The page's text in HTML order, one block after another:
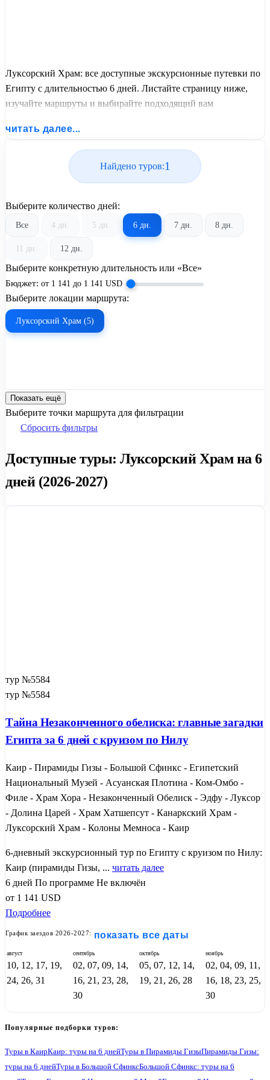
Луксорский Храм: все доступные экскурсионные путевки по
Египту с длительностью 6 дней. Листайте страницу ниже,
изучайте маршруты и выбирайте подходящий вам
United Travel Systems.
читать далее...
Найдено туров:1
Выберите количество дней:
Все 4 дн. 5 дн. 6 дн. 7 дн. 8 дн.
11 дн. 12 дн.
Выберите конкретную длительность или «Все»
Бюджет: от 1 141 до 1 141 USD
Выберите локации маршрута:
Луксорский Храм (5)
Показать ещё
Выберите точки маршрута для фильтрации
Сбросить фильтры
Доступные туры: Луксорский Храм на 6
дней (2026-2027)
тур №5584
тур №5584
Тайна Незаконченного обелиска: главные загадки
Египта за 6 дней с круизом по Нилу
Каир - Пирамиды Гизы - Большой Сфинкс - Египетский
Национальный Музей - Асуанская Плотина - Ком-Омбо -
Филе - Храм Хора - Незаконченный Обелиск - Эдфу - Луксор
- Долина Царей - Храм Хатшепсут - Канаркский Храм -
Луксорский Храм - Колоны Мемноса - Каир
6-дневный экскурсионный тур по Египту с круизом по Нилу:
Каир (пирамиды Гизы, ... читать далее
6 дней По программе Не включён
от 1 141 USD
Подробнее
График заездов 2026-2027: показать все даты
август
10, 12, 17, 19,
24, 26, 31
сентябрь
02, 07, 09, 14,
16, 21, 23, 28,
30
октябрь
05, 07, 12, 14,
19, 21, 26, 28
ноябрь
02, 04, 09, 11,
16, 18, 23, 25,
30
Популярные подборки туров:
Туры в КаирКаир: туры на 6 днейТуры в Пирамиды ГизыПирамиды Гизы:
туры на 6 днейТуры в Большой СфинксБольшой Сфинкс: туры на 6